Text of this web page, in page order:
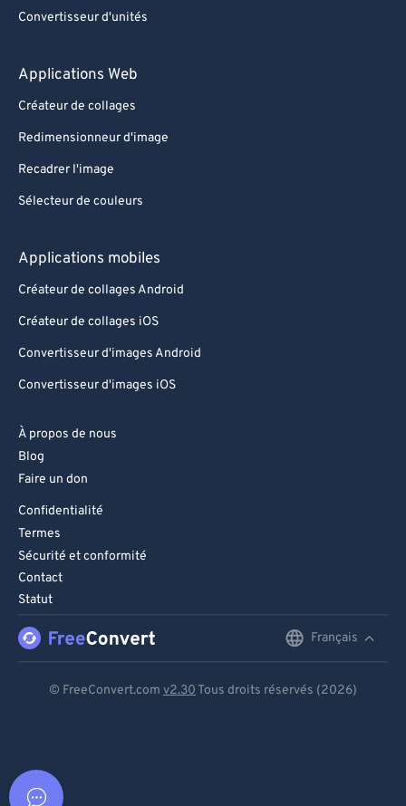
Convertisseur d'unités
Applications Web
Créateur de collages
Redimensionneur d'image
Recadrer l'image
Sélecteur de couleurs
Applications mobiles
Créateur de collages Android
Créateur de collages iOS
Convertisseur d'images Android
Convertisseur d'images iOS
À propos de nous
Blog
Faire un don
Confidentialité
Termes
Sécurité et conformité
Contact
Statut
Français
© FreeConvert.com v2.30 Tous droits réservés (2026)